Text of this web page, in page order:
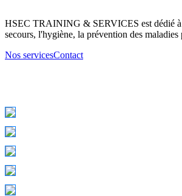
HSEC TRAINING & SERVICES est dédié à
secours, l'hygiène, la prévention des
Nos servicesContact